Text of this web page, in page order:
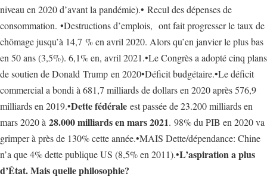
niveau en 2020 d’avant la pandémie).• Recul des dépenses de
consommation. •Destructions d’emplois, ont fait progresser le taux de
chômage jusqu’à 14,7 % en avril 2020. Alors qu’en janvier le plus bas
en 50 ans (3,5%). 6,1% en, avril 2021.•Le Congrès a adopté cinq plans
de soutien de Donald Trump en 2020•Déficit budgétaire.•Le déficit
commercial a bondi à 681,7 milliards de dollars en 2020 après 576,9
milliards en 2019.•Dette fédérale est passée de 23.200 milliards en
mars 2020 à 28.000 milliards en mars 2021. 98% du PIB en 2020 va
grimper à près de 130% cette année.•MAIS Dette/dépendance: Chine
n’a que 4% dette publique US (8,5% en 2011).•L’aspiration a plus
d’État. Mais quelle philosophie?